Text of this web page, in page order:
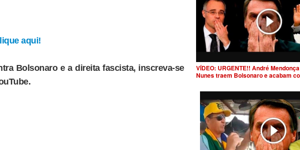
aqui!
Bolsonaro e a direita fascista, inscreva-se
VÍDEO: URGENTE!! André
Nunes traem Bolsonaro e acabam